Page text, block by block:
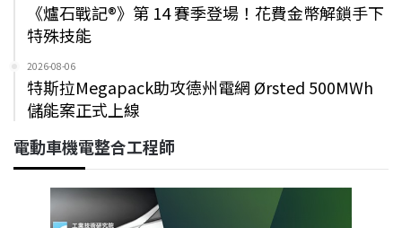
《爐石戰記®》第 14 賽季登場！花費金幣解鎖手下
特殊技能
2026-08-06
特斯拉Megapack助攻德州電網 Ørsted 500MWh
儲能案正式上線
電動車機電整合工程師